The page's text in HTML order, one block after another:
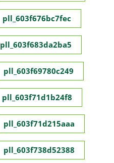
pll_603f676bc7fec
pll_603f683da2ba5
pll_603f69780c249
pll_603f71d1b24f8
pll_603f71d215aaa
pll_603f738d52388